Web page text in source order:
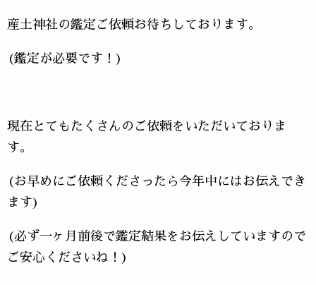
産土神社の鑑定ご依頼お待ちしております。
(鑑定が必要です！)
現在とてもたくさんのご依頼をいただいておりま
す。
(お早めにご依頼くださったら今年中にはお伝えでき
ます)
(必ず一ヶ月前後で鑑定結果をお伝えしていますので
ご安心くださいね！)